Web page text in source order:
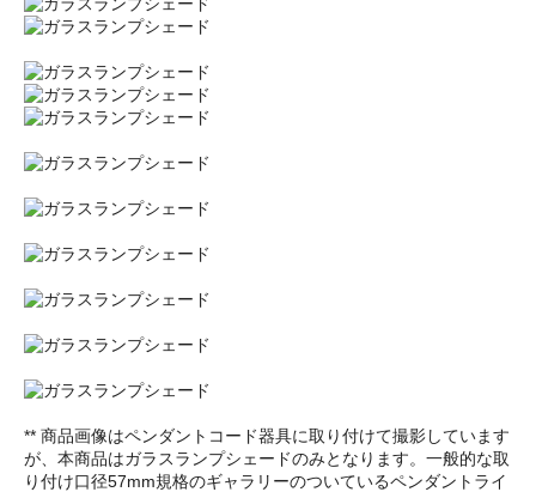
** 商品画像はペンダントコード器具に取り付けて撮影しています
が、本商品はガラスランプシェードのみとなります。一般的な取
り付け口径57mm規格のギャラリーのついているペンダントライ